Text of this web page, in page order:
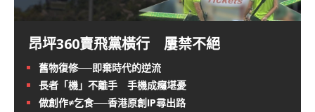
昂坪360賣飛黨橫行 屢禁不絕
舊物復修──即棄時代的逆流
長者「機」不離手 手機成癮堪憂
做創作≠乞食──香港原創IP尋出路